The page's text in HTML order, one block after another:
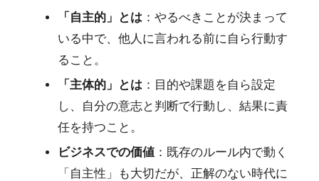
「自主的」とは ：やるべきことが決まって
いる中で、他人に言われる前に自ら行動す
ること。
「主体的」とは ：目的や課題を自ら設定
し、自分の意志と判断で行動し、結果に責
任を持つこと。
ビジネスでの価値 ：既存のルール内で動く
「自主性」も大切だが、正解のない時代に